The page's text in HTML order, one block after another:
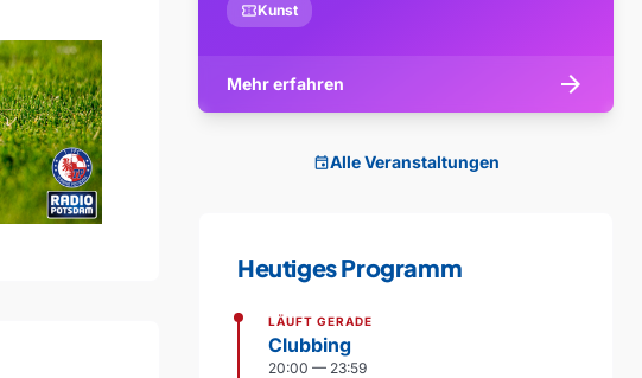
confirmation_numberKunst
Mehr erfahren arrow_forward
eventAlle Veranstaltungen
Heutiges Programm
LÄUFT GERADE
Clubbing
20:00 — 23:59